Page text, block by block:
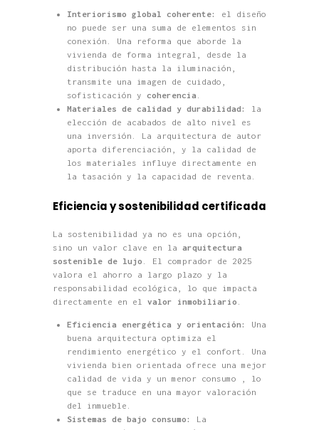
Interiorismo global coherente:
el diseño
no puede ser una suma de elementos sin
conexión. Una reforma que aborde la
vivienda de forma integral, desde la
distribución hasta la iluminación,
transmite una imagen de cuidado,
sofisticación y coherencia
Materiales de calidad y durabilidad:
la
elección de acabados de alto nivel es
una inversión. La arquitectura de autor
aporta diferenciación, y la calidad de
los materiales influye directamente en
la tasación y la capacidad de reventa.
Eficiencia y sostenibilidad certificada
La sostenibilidad ya no es una opción,
sino un valor clave en la arquitectura
sostenible de lujo . El comprador de 2025
valora el ahorro a largo plazo y la
responsabilidad ecológica, lo que impacta
directamente en el valor inmobiliario
Eficiencia energética y orientación:
Una
buena arquitectura optimiza el
rendimiento energético y el confort. Una
vivienda bien orientada ofrece una mejor
calidad de vida y un menor consumo , lo
que se traduce en una mayor valoración
del inmueble.
Sistemas de bajo consumo:
La